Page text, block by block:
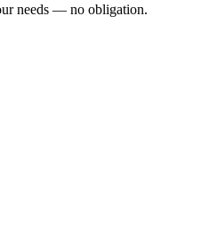
needs — no obligation.